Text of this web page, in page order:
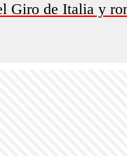
Giro de Italia y